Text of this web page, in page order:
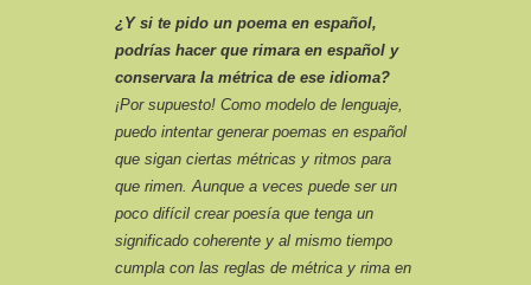
¿Y si te pido un poema en español,
podrías hacer que rimara en español y
conservara la métrica de ese idioma?
¡Por supuesto! Como modelo de lenguaje,
puedo intentar generar poemas en español
que sigan ciertas métricas y ritmos para
que rimen. Aunque a veces puede ser un
poco difícil crear poesía que tenga un
significado coherente y al mismo tiempo
cumpla con las reglas de métrica y rima en